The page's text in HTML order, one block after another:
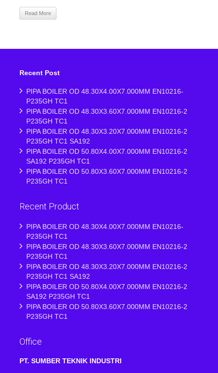
Read More
Recent Post
PIPA BOILER OD 48.30X4.00X7.000MM EN10216-
P235GH TC1
PIPA BOILER OD 48.30X3.60X7.000MM EN10216-2
P235GH TC1
PIPA BOILER OD 48.30X3.20X7.000MM EN10216-2
P235GH TC1 SA192
PIPA BOILER OD 50.80X4.00X7.000MM EN10216-2
SA192 P235GH TC1
PIPA BOILER OD 50.80X3.60X7.000MM EN10216-2
P235GH TC1
Recent Product
PIPA BOILER OD 48.30X4.00X7.000MM EN10216-
P235GH TC1
PIPA BOILER OD 48.30X3.60X7.000MM EN10216-2
P235GH TC1
PIPA BOILER OD 48.30X3.20X7.000MM EN10216-2
P235GH TC1 SA192
PIPA BOILER OD 50.80X4.00X7.000MM EN10216-2
SA192 P235GH TC1
PIPA BOILER OD 50.80X3.60X7.000MM EN10216-2
P235GH TC1
Office
PT. SUMBER TEKNIK INDUSTRI